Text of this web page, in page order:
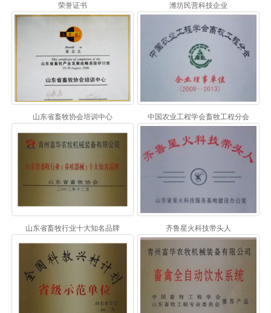
荣誉证书 潍坊民营科技企业
山东省畜牧协会培训中心 中国农业工程学会畜牧工程分会
山东省畜牧行业十大知名品牌 齐鲁星火科技带头人